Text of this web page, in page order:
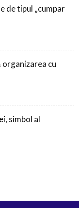
de tipul „cumpar
organizarea cu
simbol al